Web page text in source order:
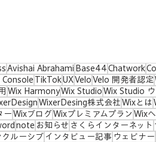
Avishai Abrahami Base44 Chatwork
Console TikTokUX Velo Velo 開発者認定
Wix HarmonyWix Studio Wix Studio
WixerDesing株式会社 Wixとは
ー Wixブログ Wixプレミアムプラン Wix
note お知らせ さくらインターネット
クルーシブ インタビュー記事 ウェビナー